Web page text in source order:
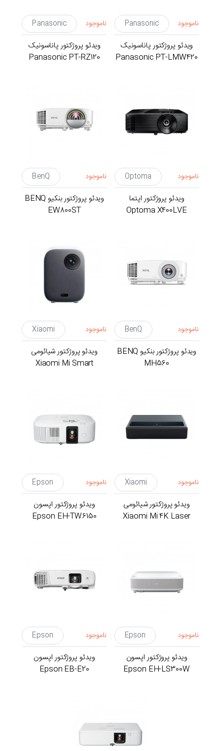
ناموجود Panasonic
ویدئو پروژکتور پاناسونیک
Panasonic PT-LMW420
ناموجود Panasonic
ویدئو پروژکتور پاناسونیک
Panasonic PT-RZ120
ناموجود Optoma
ویدئو پروژکتور اپتما
Optoma X400LVE
ناموجود BenQ
ویدئو پروژکتور بنکیو BENQ
EW800ST
ناموجود BenQ
ویدئو پروژکتور بنکیو BENQ
MH560
ناموجود Xiaomi
ویدئو پروژکتور شیائومی
Xiaomi Mi Smart
ناموجود Xiaomi
ویدئو پروژکتور شیائومی
Xiaomi Mi 4K Laser
ناموجود Epson
ویدئو پروژکتور اپسون
Epson EH-TW6150
ناموجود Epson
ویدئو پروژکتور اپسون
Epson EH-LS300W
ناموجود Epson
ویدئو پروژکتور اپسون
Epson EB-E20